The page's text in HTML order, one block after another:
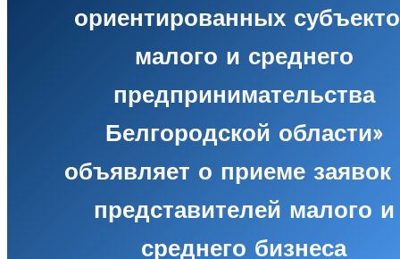
ориентированных
малого и среднего
предпринимательства
Белгородской области»
объявляет о приеме заявок
представителей малого и
среднего бизнеса